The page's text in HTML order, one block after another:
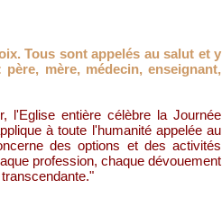
Tous sont appelés au salut et y
mère, médecin, enseignant,
l'Eglise entière célèbre la Journée
à toute l'humanité appelée au
des options et des activités
profession, chaque dévouement